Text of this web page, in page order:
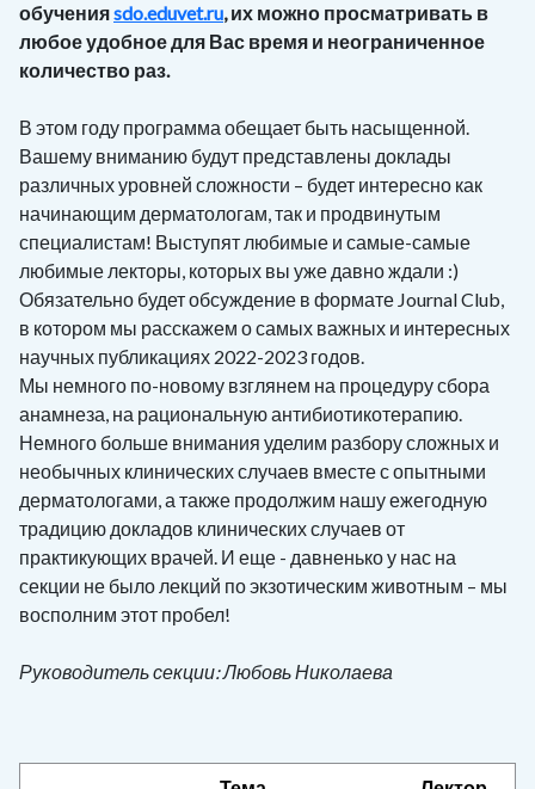
обученияsdo.eduvet.ru, их можно просматривать в
любое удобное для Вас время и неограниченное
количество раз.
В этом году программа обещает быть насыщенной.
Вашему вниманию будут представлены доклады
различных уровней сложности – будет интересно как
начинающим дерматологам, так и продвинутым
специалистам! Выступят любимые и самые-самые
любимые лекторы, которых вы уже давно ждали :)
Обязательно будет обсуждение в формате Journal Club,
в котором мы расскажем о самых важных и интересных
научных публикациях 2022-2023 годов.
Мы немного по-новому взглянем на процедуру сбора
анамнеза, на рациональную антибиотикотерапию.
Немного больше внимания уделим разбору сложных и
необычных клинических случаев вместе с опытными
дерматологами, а также продолжим нашу ежегодную
традицию докладов клинических случаев от
практикующих врачей. И еще - давненько у нас на
секции не было лекций по экзотическим животным – мы
восполним этот пробел!
Руководитель секции: Любовь Николаева